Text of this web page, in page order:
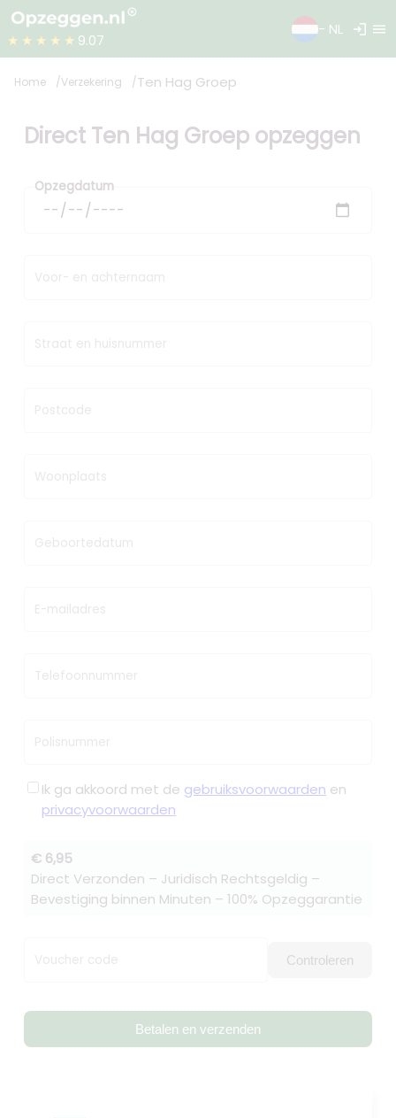
★★★★★ 9.07
- NL login menu
Home Verzekering Ten Hag Groep
Direct Ten Hag Groep opzeggen
Opzegdatum
Voor- en achternaam
Straat en huisnummer
Postcode
Woonplaats
Geboortedatum
E-mailadres
Telefoonnummer
Polisnummer
Ik ga akkoord met de gebruiksvoorwaarden en
privacyvoorwaarden
€ 6,95
Direct Verzonden – Juridisch Rechtsgeldig –
Bevestiging binnen Minuten – 100% Opzeggarantie
Voucher code Controleren
Betalen en verzenden